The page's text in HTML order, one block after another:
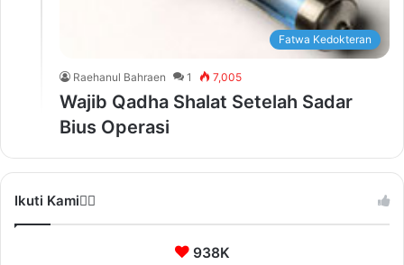
Fatwa Kedokteran
Raehanul Bahraen 1 7,005
Wajib Qadha Shalat Setelah Sadar
Bius Operasi
Ikuti Kami❤️‍🔥
938K